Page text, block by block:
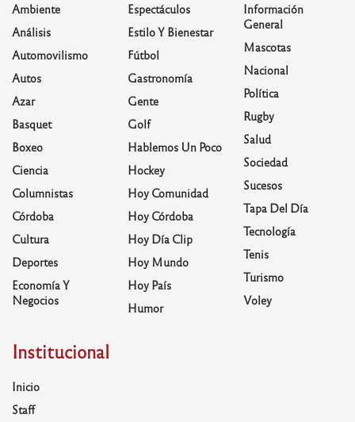
Ambiente
Análisis
Automovilismo
Autos
Azar
Basquet
Boxeo
Ciencia
Columnistas
Córdoba
Cultura
Deportes
Economía Y
Negocios
Espectáculos
Estilo Y Bienestar
Fútbol
Gastronomía
Gente
Golf
Hablemos Un Poco
Hockey
Hoy Comunidad
Hoy Córdoba
Hoy Día Clip
Hoy Mundo
Hoy País
Humor
Información
General
Mascotas
Nacional
Política
Rugby
Salud
Sociedad
Sucesos
Tapa Del Día
Tecnología
Tenis
Turismo
Voley
Institucional
Inicio
Staff